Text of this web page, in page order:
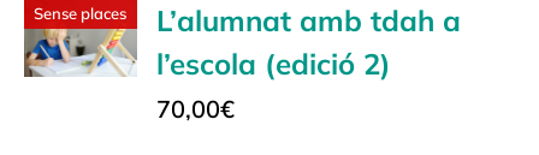
Sense places
L’alumnat amb tdah a
l’escola (edició 2)
70,00€